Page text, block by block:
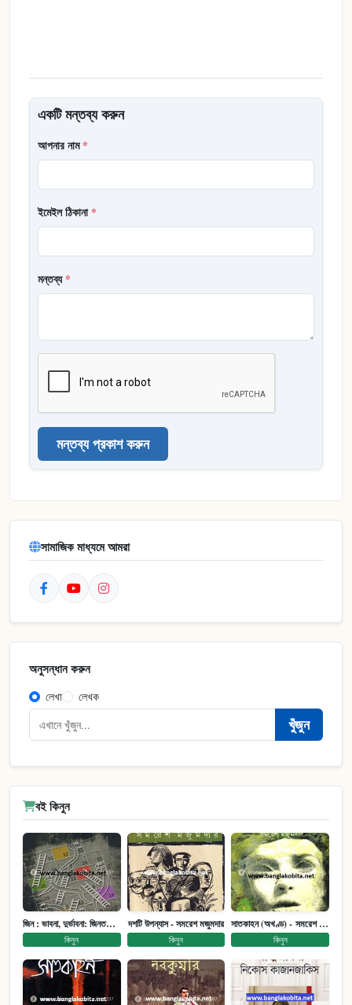
একটি মন্তব্য করুন
আপনার নাম*
ইমেইল ঠিকানা*
মন্তব্য*
মন্তব্য প্রকাশ করুন
সামাজিক মাধ্যমে আমরা
অনুসন্ধান করুন
লেখা লেখক
খুঁজুন
বই কিনুন
জিন : ভাবনা, দুর্ভাবনা: জিনতত্ত্ব সমাজ ইতিহাস (পেপারব্যাক)
কিনুন
দশটি উপন্যাস - সমরেশ মজুমদার
কিনুন
সাতকাহন (অখণ্ড) - সমরেশ মজুমদার
কিনুন